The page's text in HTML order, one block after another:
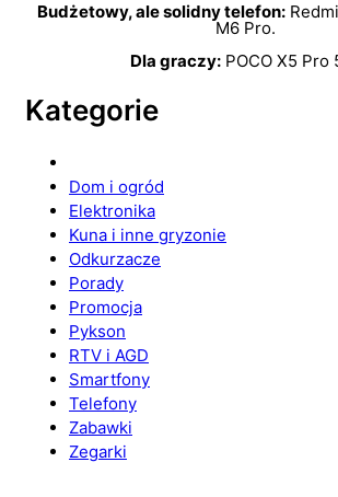
Budżetowy, ale solidny telefon:
M6 Pro.
Dla graczy: POCO X5 Pro
Kategorie
Dom i ogród
Elektronika
Kuna i inne gryzonie
Odkurzacze
Porady
Promocja
Pykson
RTV i AGD
Smartfony
Telefony
Zabawki
Zegarki